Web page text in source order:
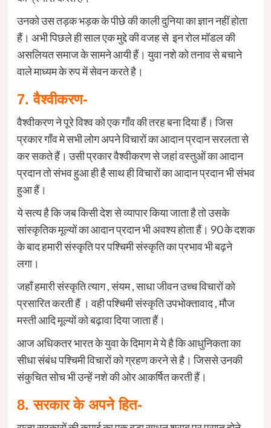
उनको उस तड़क भड़क के पीछे की काली दुनिया का ज्ञान नहीं होता
हैं। अभी पिछले ही साल एक मुद्दे की वजह से इन रोल मॉडल की
असलियत समाज के सामने आयी हैं। युवा नशे को तनाव से बचाने
वाले माध्यम के रुप में सेवन करते है।
7. वैश्वीकरण-
वैश्वीकरण ने पूरे विश्व को एक गाँव की तरह बना दिया हैं। जिस
प्रकार गाँव मे सभी लोग अपने विचारों का आदान प्रदान सरलता से
कर सकते हैं। उसी प्रकार वैश्वीकरण से जहां वस्तुओं का आदान
प्रदान तो संभव हुआ ही है साथ ही विचारों का आदान प्रदान भी संभव
हुआ हैं।
ये सत्य है कि जब किसी देश से व्यापार किया जाता है तो उसके
सांस्कृतिक मूल्यों का आदान प्रदान भी अवश्य होता हैं। 90 के दशक
के बाद हमारी संस्कृति पर पश्चिमी संस्कृति का प्रभाव भी बढ़ने
लगा।
जहाँ हमारी संस्कृति त्याग , संयम , साधा जीवन उच्च विचारों को
प्रसारित करती हैं । वही पश्चिमी संस्कृति उपभोक्तावाद , मौज
मस्ती आदि मूल्यों को बढ़ावा दिया जाता हैं।
आज अधिकतर भारत के युवा के दिमाग मे ये है कि आधुनिकता का
सीधा संबंध पश्चिमी विचारों को ग्रहण करने से है। जिससे उनकी
संकुचित सोच भी उन्हें नशे की ओर आकर्षित करती हैं।
8. सरकार के अपने हित-